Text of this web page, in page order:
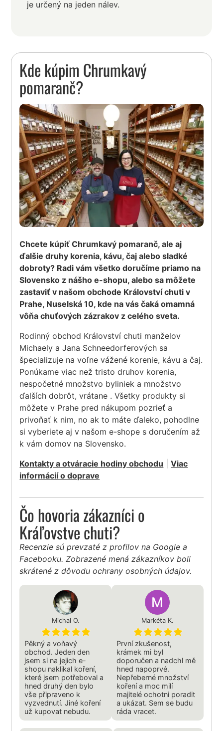
je určený na jeden nálev.
Kde kúpim Chrumkavý
pomaranč?
Chcete kúpiť Chrumkavý pomaranč, ale aj
ďalšie druhy korenia, kávu, čaj alebo sladké
dobroty? Radi vám všetko doručíme priamo na
Slovensko z nášho e-shopu, alebo sa môžete
zastaviť v našom obchode Království chuti v
Prahe, Nuselská 10, kde na vás čaká omamná
vôňa chuťových zázrakov z celého sveta.
Rodinný obchod Království chuti manželov
Michaely a Jana Schneedorferových sa
špecializuje na voľne vážené korenie, kávu a čaj.
Ponúkame viac než tristo druhov korenia,
nespočetné množstvo byliniek a množstvo
ďalších dobrôt, vrátane . Všetky produkty si
môžete v Prahe pred nákupom pozrieť a
privoňať k nim, no ak to máte ďaleko, pohodlne
si vyberiete aj v našom e-shope s doručením až
k vám domov na Slovensko.
Kontakty a otváracie hodiny obchodu |Viac
informácií o doprave
Čo hovoria zákazníci o
Kráľovstve chuti?
Recenzie sú prevzaté z profilov na Google a
Facebooku. Zobrazené mená zákazníkov boli
skrátené z dôvodu ochrany osobných údajov.
Michal O.
Pěkný a voňavý
obchod. Jeden den
jsem si na jejich e-
shopu naklikal koření,
které jsem potřeboval a
hned druhý den bylo
vše připraveno k
vyzvednutí. Jiné koření
už kupovat nebudu.
Markéta K.
První zkušenost,
krámek mi byl
doporučen a nadchl mě
hned napoprvé.
Nepřeberné množství
koření a moc milí
majitelé ochotni poradit
a ukázat. Sem se budu
ráda vracet.